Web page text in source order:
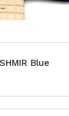
Blue